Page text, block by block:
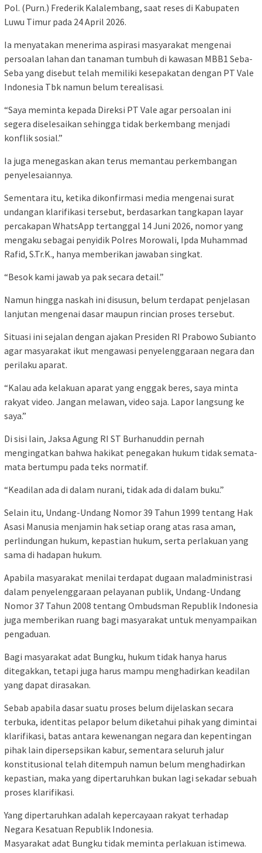
Pol. (Purn.) Frederik Kalalembang, saat reses di Kabupaten
Luwu Timur pada 24 April 2026.
Ia menyatakan menerima aspirasi masyarakat mengenai
persoalan lahan dan tanaman tumbuh di kawasan MBB1 Seba-
Seba yang disebut telah memiliki kesepakatan dengan PT Vale
Indonesia Tbk namun belum terealisasi.
“Saya meminta kepada Direksi PT Vale agar persoalan ini
segera diselesaikan sehingga tidak berkembang menjadi
konflik sosial.”
Ia juga menegaskan akan terus memantau perkembangan
penyelesaiannya.
Sementara itu, ketika dikonfirmasi media mengenai surat
undangan klarifikasi tersebut, berdasarkan tangkapan layar
percakapan WhatsApp tertanggal 14 Juni 2026, nomor yang
mengaku sebagai penyidik Polres Morowali, Ipda Muhammad
Rafid, S.Tr.K., hanya memberikan jawaban singkat.
“Besok kami jawab ya pak secara detail.”
Namun hingga naskah ini disusun, belum terdapat penjelasan
lanjutan mengenai dasar maupun rincian proses tersebut.
Situasi ini sejalan dengan ajakan Presiden RI Prabowo Subianto
agar masyarakat ikut mengawasi penyelenggaraan negara dan
perilaku aparat.
“Kalau ada kelakuan aparat yang enggak beres, saya minta
rakyat video. Jangan melawan, video saja. Lapor langsung ke
saya.”
Di sisi lain, Jaksa Agung RI ST Burhanuddin pernah
mengingatkan bahwa hakikat penegakan hukum tidak semata-
mata bertumpu pada teks normatif.
“Keadilan ada di dalam nurani, tidak ada di dalam buku.”
Selain itu, Undang-Undang Nomor 39 Tahun 1999 tentang Hak
Asasi Manusia menjamin hak setiap orang atas rasa aman,
perlindungan hukum, kepastian hukum, serta perlakuan yang
sama di hadapan hukum.
Apabila masyarakat menilai terdapat dugaan maladministrasi
dalam penyelenggaraan pelayanan publik, Undang-Undang
Nomor 37 Tahun 2008 tentang Ombudsman Republik Indonesia
juga memberikan ruang bagi masyarakat untuk menyampaikan
pengaduan.
Bagi masyarakat adat Bungku, hukum tidak hanya harus
ditegakkan, tetapi juga harus mampu menghadirkan keadilan
yang dapat dirasakan.
Sebab apabila dasar suatu proses belum dijelaskan secara
terbuka, identitas pelapor belum diketahui pihak yang dimintai
klarifikasi, batas antara kewenangan negara dan kepentingan
pihak lain dipersepsikan kabur, sementara seluruh jalur
konstitusional telah ditempuh namun belum menghadirkan
kepastian, maka yang dipertaruhkan bukan lagi sekadar sebuah
proses klarifikasi.
Yang dipertaruhkan adalah kepercayaan rakyat terhadap
Negara Kesatuan Republik Indonesia.
Masyarakat adat Bungku tidak meminta perlakuan istimewa.